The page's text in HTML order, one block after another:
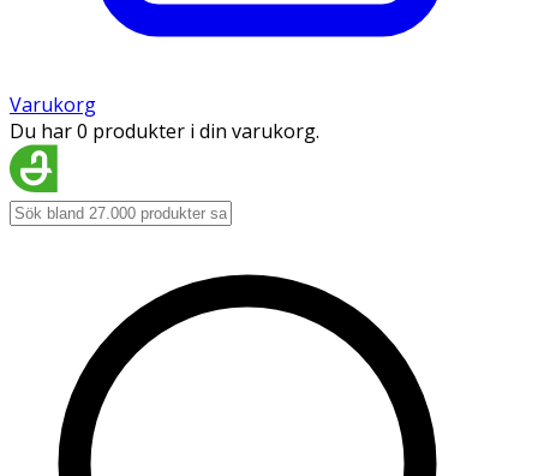
Varukorg
Du har 0 produkter i din varukorg.